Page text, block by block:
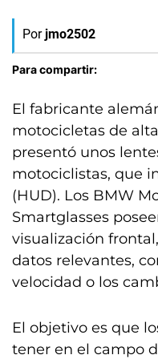
Por jmo2502
Para compartir:
El fabricante
motocicletas de
presentó unos
motociclistas, que
(HUD). Los BMW
Smartglasses
visualización
datos relevantes,
velocidad o los
El objetivo es que
tener en el campo